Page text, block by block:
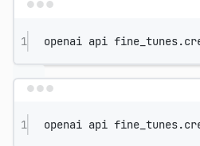
1 openai api
1 openai api